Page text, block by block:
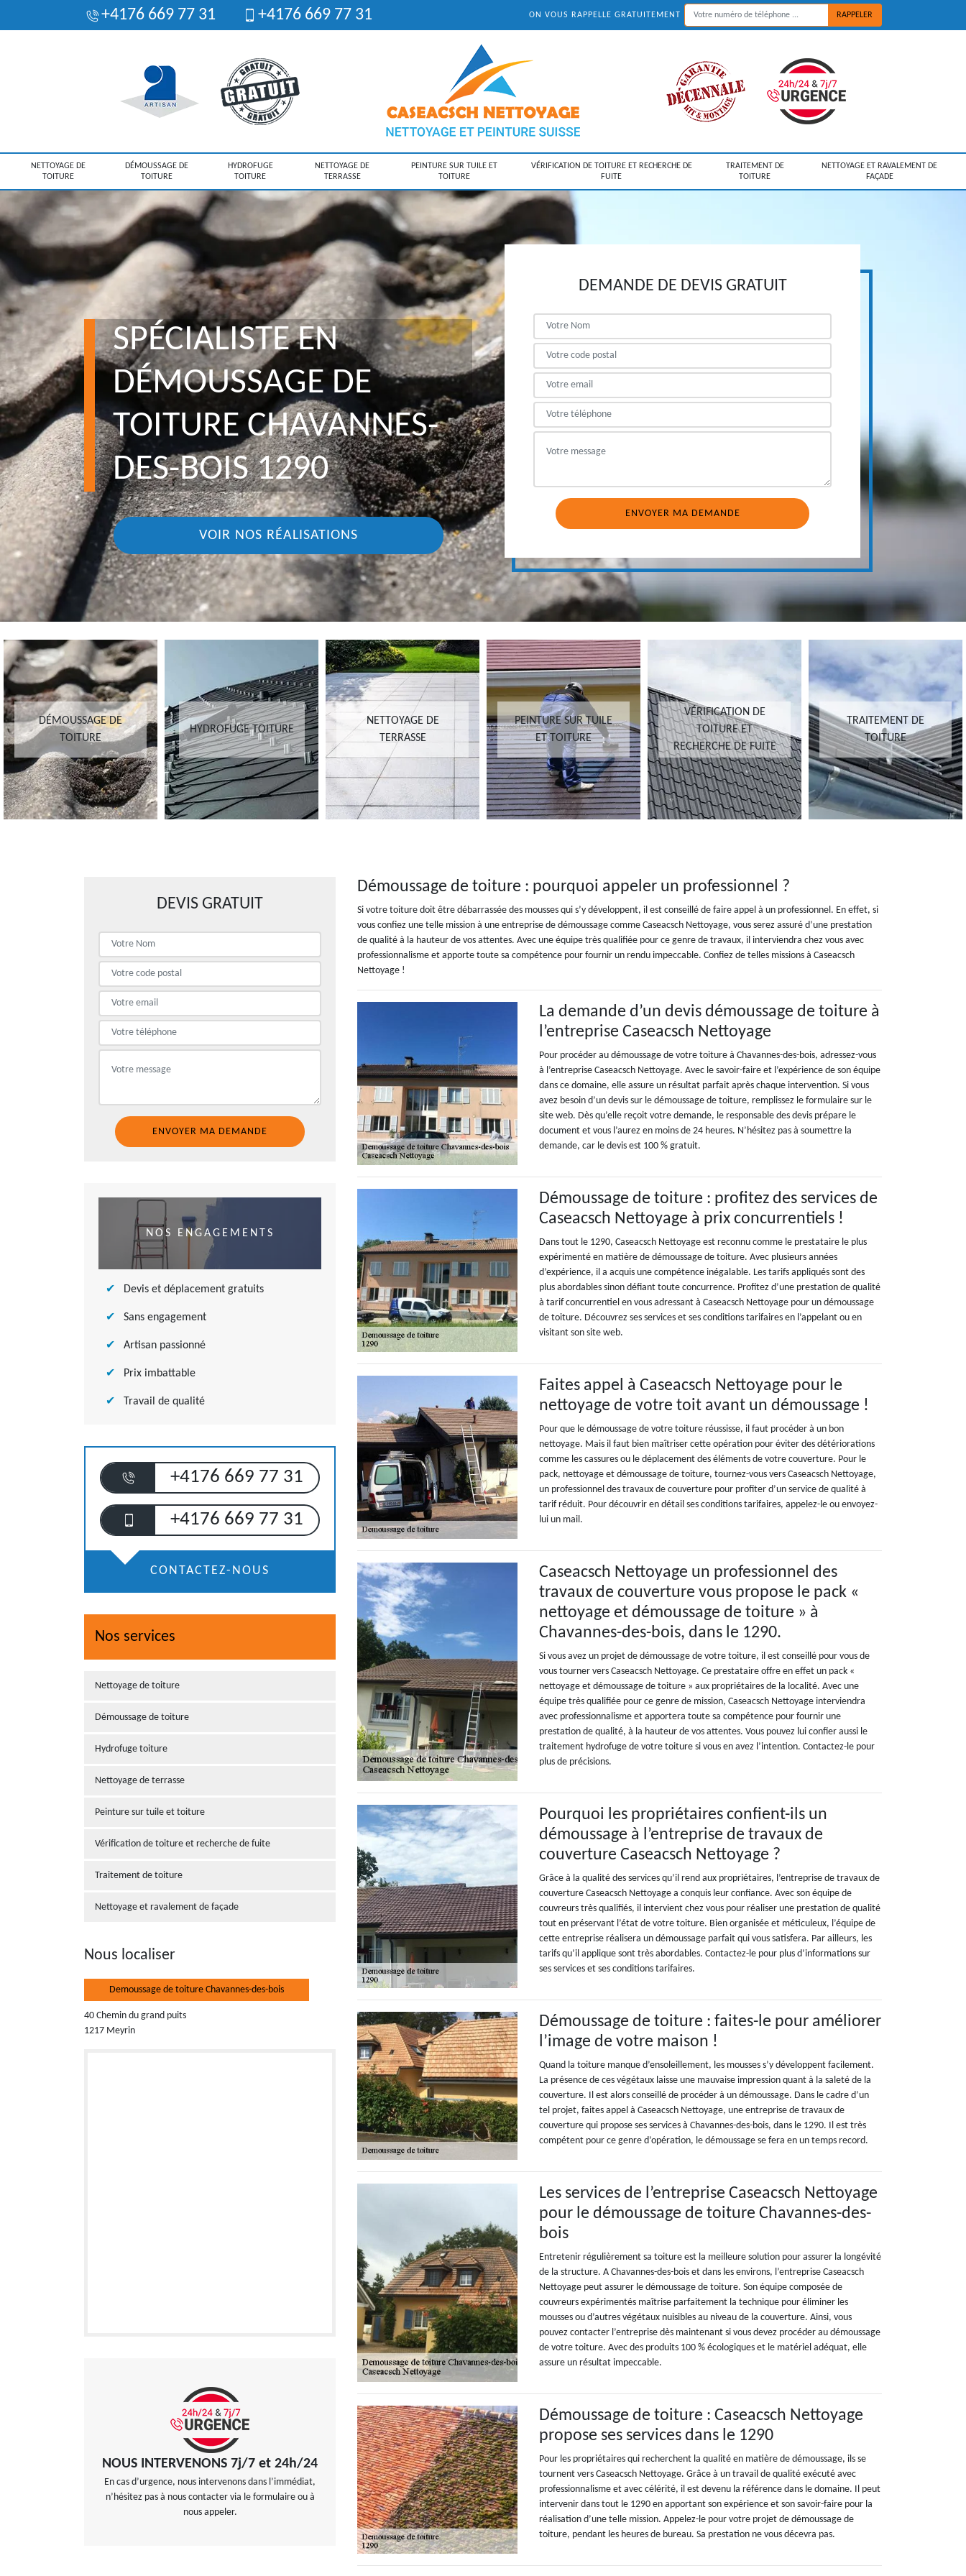
+4176 669 77 31 +4176 669 77 31 ON VOUS RAPPELLE GRATUITEMENT
NETTOYAGE DE
TOITURE
DÉMOUSSAGE DE
TOITURE
HYDROFUGE
TOITURE
NETTOYAGE DE
TERRASSE
PEINTURE SUR TUILE ET
TOITURE
VÉRIFICATION DE TOITURE ET RECHERCHE DE
FUITE
TRAITEMENT DE
TOITURE
NETTOYAGE ET RAVALEMENT DE
FAÇADE
SPÉCIALISTE EN
DÉMOUSSAGE DE
TOITURE CHAVANNES-
DES-BOIS 1290
VOIR NOS RÉALISATIONS
DEMANDE DE DEVIS GRATUIT
DÉMOUSSAGE DE
TOITURE
HYDROFUGE TOITURE
NETTOYAGE DE
TERRASSE
PEINTURE SUR TUILE
ET TOITURE
VÉRIFICATION DE
TOITURE ET
RECHERCHE DE FUITE
TRAITEMENT DE
TOITURE
DEVIS GRATUIT
NOS ENGAGEMENTS
Devis et déplacement gratuits
Sans engagement
Artisan passionné
Prix imbattable
Travail de qualité
+4176 669 77 31
+4176 669 77 31
CONTACTEZ-NOUS
Nos services
Nettoyage de toiture
Démoussage de toiture
Hydrofuge toiture
Nettoyage de terrasse
Peinture sur tuile et toiture
Vérification de toiture et recherche de fuite
Traitement de toiture
Nettoyage et ravalement de façade
Nous localiser
Demoussage de toiture Chavannes-des-bois
40 Chemin du grand puits
1217 Meyrin
NOUS INTERVENONS 7j/7 et 24h/24
En cas d’urgence, nous intervenons dans l’immédiat,
n’hésitez pas à nous contacter via le formulaire ou à
nous appeler.
Démoussage de toiture : pourquoi appeler un professionnel ?
Si votre toiture doit être débarrassée des mousses qui s’y développent, il est conseillé de faire appel à un professionnel. En effet, si
vous confiez une telle mission à une entreprise de démoussage comme Caseacsch Nettoyage, vous serez assuré d’une prestation
de qualité à la hauteur de vos attentes. Avec une équipe très qualifiée pour ce genre de travaux, il interviendra chez vous avec
professionnalisme et apporte toute sa compétence pour fournir un rendu impeccable. Confiez de telles missions à Caseacsch
Nettoyage !
La demande d’un devis démoussage de toiture à
l’entreprise Caseacsch Nettoyage
Pour procéder au démoussage de votre toiture à Chavannes-des-bois, adressez-vous
à l’entreprise Caseacsch Nettoyage. Avec le savoir-faire et l’expérience de son équipe
dans ce domaine, elle assure un résultat parfait après chaque intervention. Si vous
avez besoin d’un devis sur le démoussage de toiture, remplissez le formulaire sur le
site web. Dès qu’elle reçoit votre demande, le responsable des devis prépare le
document et vous l’aurez en moins de 24 heures. N’hésitez pas à soumettre la
demande, car le devis est 100 % gratuit.
Démoussage de toiture : profitez des services de
Caseacsch Nettoyage à prix concurrentiels !
Dans tout le 1290, Caseacsch Nettoyage est reconnu comme le prestataire le plus
expérimenté en matière de démoussage de toiture. Avec plusieurs années
d’expérience, il a acquis une compétence inégalable. Les tarifs appliqués sont des
plus abordables sinon défiant toute concurrence. Profitez d’une prestation de qualité
à tarif concurrentiel en vous adressant à Caseacsch Nettoyage pour un démoussage
de toiture. Découvrez ses services et ses conditions tarifaires en l’appelant ou en
visitant son site web.
Faites appel à Caseacsch Nettoyage pour le
nettoyage de votre toit avant un démoussage !
Pour que le démoussage de votre toiture réussisse, il faut procéder à un bon
nettoyage. Mais il faut bien maîtriser cette opération pour éviter des détériorations
comme les cassures ou le déplacement des éléments de votre couverture. Pour le
pack, nettoyage et démoussage de toiture, tournez-vous vers Caseacsch Nettoyage,
un professionnel des travaux de couverture pour profiter d’un service de qualité à
tarif réduit. Pour découvrir en détail ses conditions tarifaires, appelez-le ou envoyez-
lui un mail.
Caseacsch Nettoyage un professionnel des
travaux de couverture vous propose le pack «
nettoyage et démoussage de toiture » à
Chavannes-des-bois, dans le 1290.
Si vous avez un projet de démoussage de votre toiture, il est conseillé pour vous de
vous tourner vers Caseacsch Nettoyage. Ce prestataire offre en effet un pack «
nettoyage et démoussage de toiture » aux propriétaires de la localité. Avec une
équipe très qualifiée pour ce genre de mission, Caseacsch Nettoyage interviendra
avec professionnalisme et apportera toute sa compétence pour fournir une
prestation de qualité, à la hauteur de vos attentes. Vous pouvez lui confier aussi le
traitement hydrofuge de votre toiture si vous en avez l’intention. Contactez-le pour
plus de précisions.
Pourquoi les propriétaires confient-ils un
démoussage à l’entreprise de travaux de
couverture Caseacsch Nettoyage ?
Grâce à la qualité des services qu’il rend aux propriétaires, l’entreprise de travaux de
couverture Caseacsch Nettoyage a conquis leur confiance. Avec son équipe de
couvreurs très qualifiés, il intervient chez vous pour réaliser une prestation de qualité
tout en préservant l’état de votre toiture. Bien organisée et méticuleux, l’équipe de
cette entreprise réalisera un démoussage parfait qui vous satisfera. Par ailleurs, les
tarifs qu’il applique sont très abordables. Contactez-le pour plus d’informations sur
ses services et ses conditions tarifaires.
Démoussage de toiture : faites-le pour améliorer
l’image de votre maison !
Quand la toiture manque d’ensoleillement, les mousses s’y développent facilement.
La présence de ces végétaux laisse une mauvaise impression quant à la saleté de la
couverture. Il est alors conseillé de procéder à un démoussage. Dans le cadre d’un
tel projet, faites appel à Caseacsch Nettoyage, une entreprise de travaux de
couverture qui propose ses services à Chavannes-des-bois, dans le 1290. Il est très
compétent pour ce genre d’opération, le démoussage se fera en un temps record.
Les services de l’entreprise Caseacsch Nettoyage
pour le démoussage de toiture Chavannes-des-
bois
Entretenir régulièrement sa toiture est la meilleure solution pour assurer la longévité
de la structure. A Chavannes-des-bois et dans les environs, l’entreprise Caseacsch
Nettoyage peut assurer le démoussage de toiture. Son équipe composée de
couvreurs expérimentés maîtrise parfaitement la technique pour éliminer les
mousses ou d’autres végétaux nuisibles au niveau de la couverture. Ainsi, vous
pouvez contacter l’entreprise dès maintenant si vous devez procéder au démoussage
de votre toiture. Avec des produits 100 % écologiques et le matériel adéquat, elle
assure un résultat impeccable.
Démoussage de toiture : Caseacsch Nettoyage
propose ses services dans le 1290
Pour les propriétaires qui recherchent la qualité en matière de démoussage, ils se
tournent vers Caseacsch Nettoyage. Grâce à un travail de qualité exécuté avec
professionnalisme et avec célérité, il est devenu la référence dans le domaine. Il peut
intervenir dans tout le 1290 en apportant son expérience et son savoir-faire pour la
réalisation d’une telle mission. Appelez-le pour votre projet de démoussage de
toiture, pendant les heures de bureau. Sa prestation ne vous décevra pas.